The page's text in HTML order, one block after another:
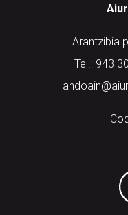
Arantzibia
Tel.: 943